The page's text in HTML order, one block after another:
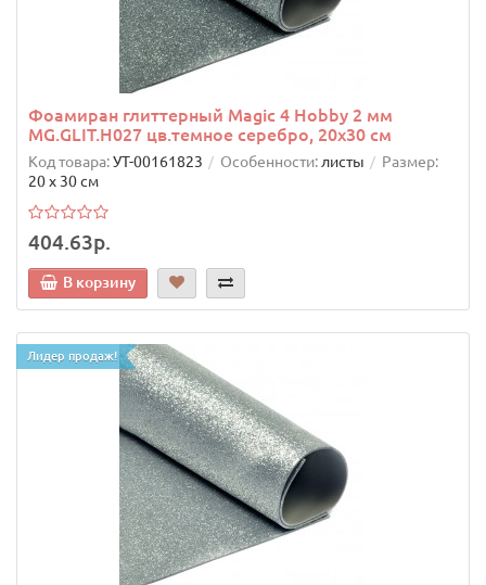
Фоамиран глиттерный Magic 4 Hobby 2 мм
MG.GLIT.H027 цв.темное серебро, 20х30 см
Код товара:УТ-00161823 Особенности: листы
Размер:
20 х 30 см
404.63р.
В корзину
Лидер продаж!